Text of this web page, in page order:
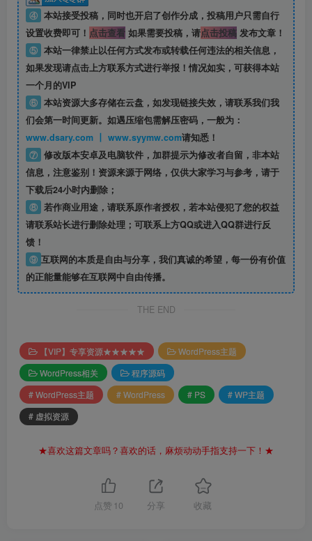
④ 本站接受投稿，同时也开启了创作分成，投稿用户只需自行
设置收费即可！ 点击查看如果需要投稿，请点击投稿发布文章！
⑤ 本站一律禁止以任何方式发布或转载任何违法的相关信息，
如果发现请点击上方联系方式进行举报！情况如实，可获得本站
一个月的VIP
⑥ 本站资源大多存储在云盘，如发现链接失效，请联系我们我
们会第一时间更新。如遇压缩包需解压密码，一般为：
www.dsary.com 丨 www.syymw.com请知悉！
⑦ 修改版本安卓及电脑软件，加群提示为修改者自留， 非本站
信息 ，注意鉴别！资源来源于网络，仅供大家学习与参考，请于
下载后24小时内删除；
⑧ 若作商业用途，请联系原作者授权，若本站侵犯了您的权益
请联系站长进行删除处理；可联系上方QQ或进入QQ群进行反
馈！
⑨ 互联网的本质是自由与分享，我们真诚的希望，每一份有价值
的正能量能够在互联网中自由传播。
THE END
【VIP】专享资源★★★★★
WordPress主题
WordPress相关
程序源码
# WordPress主题
# WordPress # PS
# WP主题
# 虚拟资源
★喜欢这篇文章吗？喜欢的话，麻烦动动手指支持一下！★
点赞 10 分享 收藏